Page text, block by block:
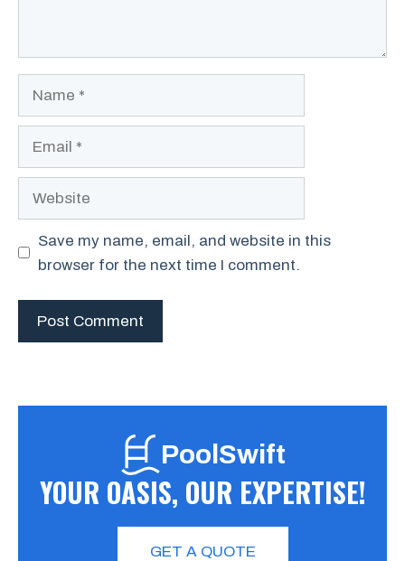
Save my name, email, and website in this
browser for the next time I comment.
PoolSwift
YOUR OASIS, OUR EXPERTISE!
GET A QUOTE